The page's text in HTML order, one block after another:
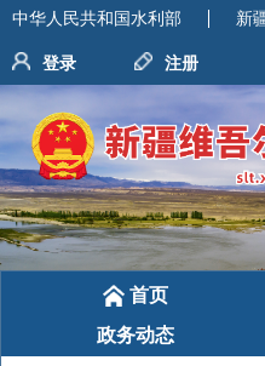
中华人民共和国水利部 新
登录 注册
首页
政务动态